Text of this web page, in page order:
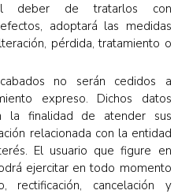
deber de tratarlos con
adoptará las medidas
pérdida, tratamiento o
no serán cedidos a
expreso. Dichos datos
la finalidad de atender sus
relacionada con la entidad
El usuario que figure en
ejercitar en todo momento
rectificación, cancelación y